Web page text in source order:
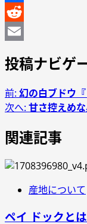
Facebook
Reddit
投稿ナビゲ
前: 幻の白ブドウ
次へ: 甘さ控えめな
関連記事
産地について
ペイ ドックと